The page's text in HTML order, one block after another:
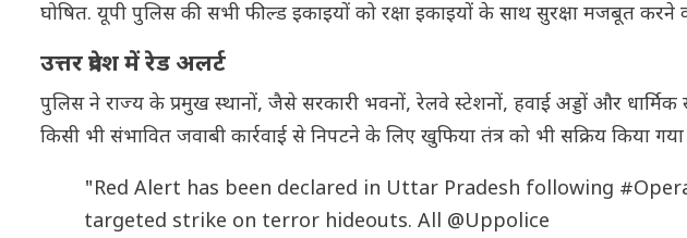
घोषित. यूपी पुलिस की सभी फील्ड इकाइयों को रक्षा इकाइयों के साथ सुरक्षा मजबूत करने
उत्तर प्रदेश में रेड अलर्ट
पुलिस ने राज्य के प्रमुख स्थानों, जैसे सरकारी भवनों, रेलवे स्टेशनों, हवाई अड्डों और धार्मिक
किसी भी संभावित जवाबी कार्रवाई से निपटने के लिए खुफिया तंत्र को भी सक्रिय किया
"Red Alert has been declared in Uttar Pradesh following
targeted strike on terror hideouts. All @Uppolice